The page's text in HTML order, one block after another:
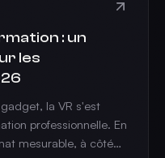
: un
les
la VR s'est
professionnelle. En
mesurable, à côté